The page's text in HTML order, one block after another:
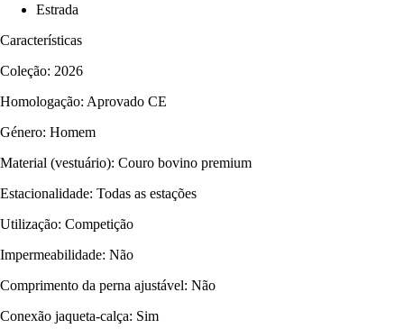
Estrada
Características
Coleção: 2026
Homologação: Aprovado CE
Género: Homem
Material (vestuário): Couro bovino premium
Estacionalidade: Todas as estações
Utilização: Competição
Impermeabilidade: Não
Comprimento da perna ajustável: Não
Conexão jaqueta-calça: Sim